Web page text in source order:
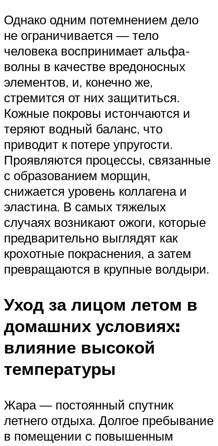
Однако одним потемнением дело
не ограничивается — тело
человека воспринимает альфа-
волны в качестве вредоносных
элементов, и, конечно же,
стремится от них защититься.
Кожные покровы истончаются и
теряют водный баланс, что
приводит к потере упругости.
Проявляются процессы, связанные
с образованием морщин,
снижается уровень коллагена и
эластина. В самых тяжелых
случаях возникают ожоги, которые
предварительно выглядят как
крохотные покраснения, а затем
превращаются в крупные волдыри.
Уход за лицом летом в
домашних условиях:
влияние высокой
температуры
Жара — постоянный спутник
летнего отдыха. Долгое пребывание
в помещении с повышенным